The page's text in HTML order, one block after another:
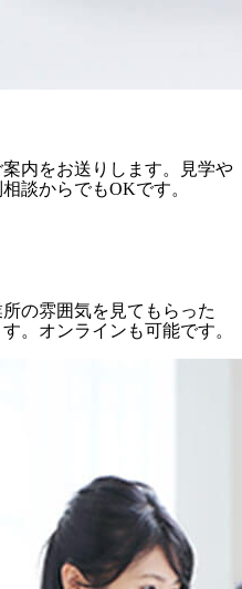
内をお送りします。見学や
談からでもOKです。
の雰囲気を見てもらった
。オンラインも可能です。